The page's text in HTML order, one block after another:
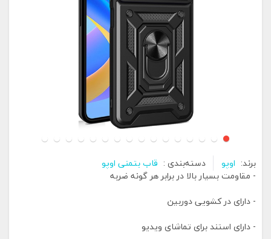
برند: اوپو دسته‌بندی : قاب بتمنی اوپو
- مقاومت بسیار بالا در برابر هر گونه ضربه
- دارای در کشویی دوربین
- دارای استند برای تماشای ویدیو